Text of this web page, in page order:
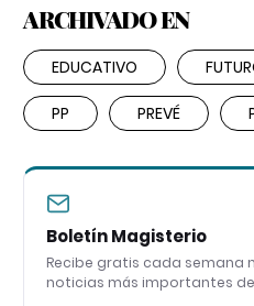
ARCHIVADO EN
EDUCATIVO
PP PREVÉ
Boletín Magisterio
Recibe gratis cada semana
noticias más importantes